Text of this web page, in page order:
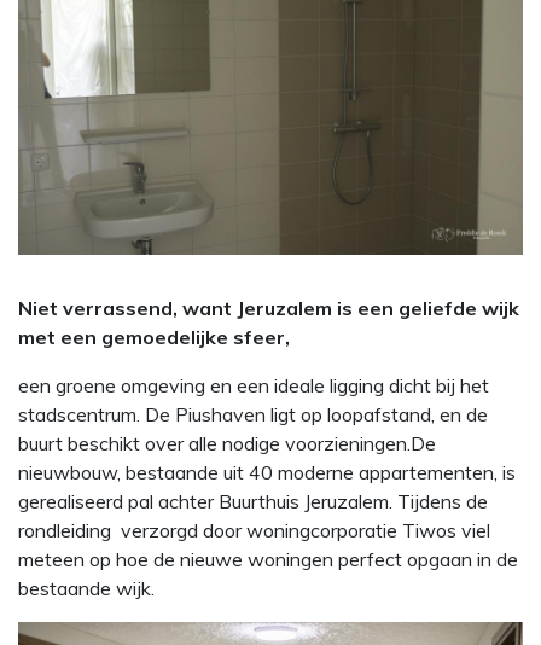
Niet verrassend, want Jeruzalem is een geliefde wijk
met een gemoedelijke sfeer,
een groene omgeving en een ideale ligging dicht bij het
stadscentrum. De Piushaven ligt op loopafstand, en de
buurt beschikt over alle nodige voorzieningen.De
nieuwbouw, bestaande uit 40 moderne appartementen, is
gerealiseerd pal achter Buurthuis Jeruzalem. Tijdens de
rondleiding verzorgd door woningcorporatie Tiwos viel
meteen op hoe de nieuwe woningen perfect opgaan in de
bestaande wijk.